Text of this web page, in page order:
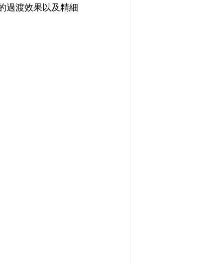
過渡效果以及精細